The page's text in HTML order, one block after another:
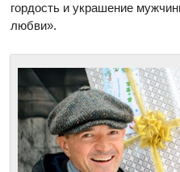
гордость и украшение
любви».